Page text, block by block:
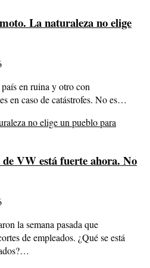
La naturaleza no elige
en ruina y otro con
en caso de catástrofes. No es…
de VW está fuerte ahora. No
la semana pasada que
de empleados. ¿Qué se está